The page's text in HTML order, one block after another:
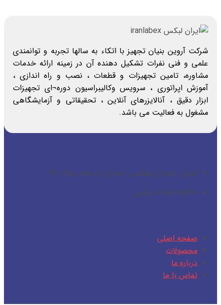
شرکت آروین بنیان تجهیز با اتکاء به سالها تجربه و توانمندی
علمی و فنی نفرات تشکیل دهنده آن در زمینه ارائه خدمات
مشاوره، تامین تجهیزات و قطعات ، نصب و راه اندازی ،
آموزش اپراتوری ، سرویس وکالیبراسیون دوره¬ای تجهیزات
ابزار دقیق ، آنالایزرهای آنلاین ، تحقیقاتی و آزمایشگاهی
مشغول به فعالیت می باشد.
تهران، خیابان بهشتی، خیابان اندیشه، پلاک ۴۰
۰۲۱۸۶۰۲۷۸۳۸ فکس
صفحه اصلی
محصولات
درباره ما
تماس با ما